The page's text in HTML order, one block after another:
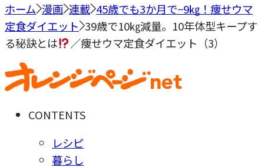
ホーム 漫画 連載 45歳でも3か月で−9㎏！痩せウマ
定食ダイエット 39歳で10㎏減量。10年体型キープす
る秘訣とは
／痩せウマ定食ダイエット（3）
CONTENTS
レシピ
暮らし